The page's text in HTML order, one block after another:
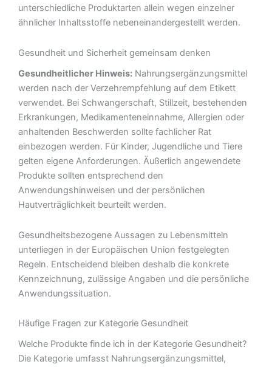
unterschiedliche Produktarten allein wegen einzelner
ähnlicher Inhaltsstoffe nebeneinandergestellt werden.
Gesundheit und Sicherheit gemeinsam denken
Gesundheitlicher Hinweis: Nahrungsergänzungsmittel
werden nach der Verzehrempfehlung auf dem Etikett
verwendet. Bei Schwangerschaft, Stillzeit, bestehenden
Erkrankungen, Medikamenteneinnahme, Allergien oder
anhaltenden Beschwerden sollte fachlicher Rat
einbezogen werden. Für Kinder, Jugendliche und Tiere
gelten eigene Anforderungen. Äußerlich angewendete
Produkte sollten entsprechend den
Anwendungshinweisen und der persönlichen
Hautverträglichkeit beurteilt werden.
Gesundheitsbezogene Aussagen zu Lebensmitteln
unterliegen in der Europäischen Union festgelegten
Regeln. Entscheidend bleiben deshalb die konkrete
Kennzeichnung, zulässige Angaben und die persönliche
Anwendungssituation.
Häufige Fragen zur Kategorie Gesundheit
Welche Produkte finde ich in der Kategorie Gesundheit?
Die Kategorie umfasst Nahrungsergänzungsmittel,